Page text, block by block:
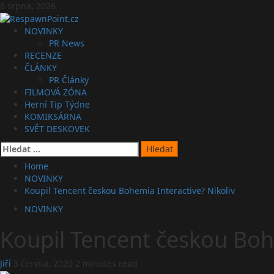
Skip
to
content
6 srpna, 2026
PrimaryNOVINKY
PR News
RECENZE
ČLÁNKY
PR Články
FILMOVÁ ZÓNA
Herní Tip Týdne
KOMIKSÁRNA
SVĚT DESKOVEK
Vyhledávání
Home
NOVINKY
Koupil Tencent českou Bohemia Interactive? Nikoliv
NOVINKY
Koupil Tencent českou
Jiří 3 června, 2020 2 minutes read